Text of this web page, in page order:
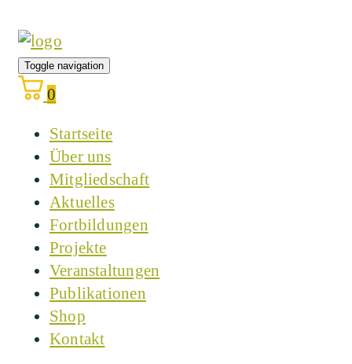
Toggle navigation
0
Startseite
Über uns
Mitgliedschaft
Aktuelles
Fortbildungen
Projekte
Veranstaltungen
Publikationen
Shop
Kontakt